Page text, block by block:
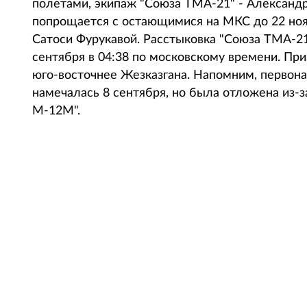
полетами, экипаж "Союза ТМА-21" -
попрощается с остающимися на МКС до 22
Сатоси Фурукавой. Расстыковка "Союза ТМА-
сентября в 04:38 по московскому времени.
юго-восточнее Жезказгана. Напомним,
намечалась 8 сентября, но была отложена из-
М-12М".